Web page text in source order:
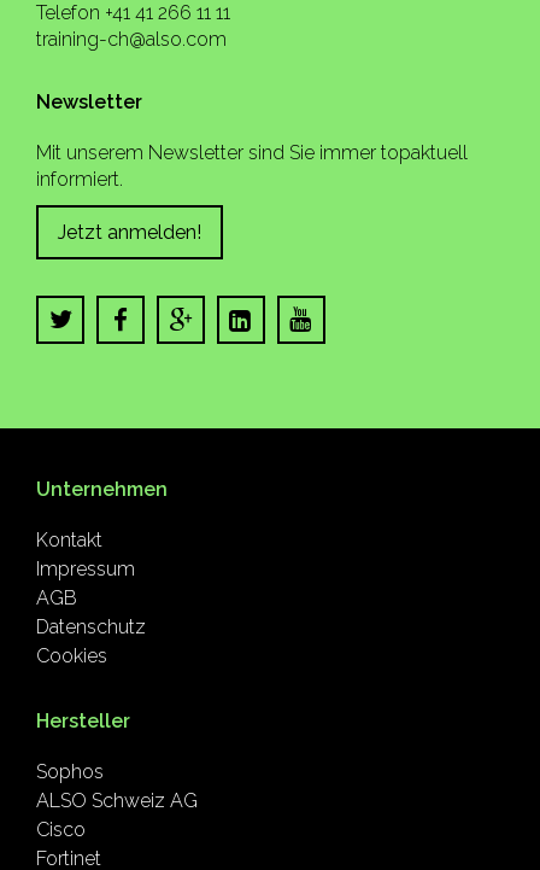
Telefon +41 41 266 11 11
training-ch@also.com
Newsletter
Mit unserem Newsletter sind Sie immer topaktuell
informiert.
Jetzt anmelden!
Unternehmen
Kontakt
Impressum
AGB
Datenschutz
Cookies
Hersteller
Sophos
ALSO Schweiz AG
Cisco
Fortinet